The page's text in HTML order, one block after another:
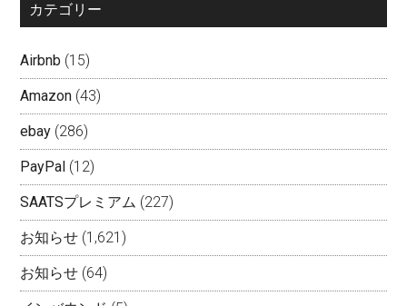
カテゴリー
Airbnb (15)
Amazon (43)
ebay (286)
PayPal (12)
SAATSプレミアム (227)
お知らせ (1,621)
お知らせ (64)